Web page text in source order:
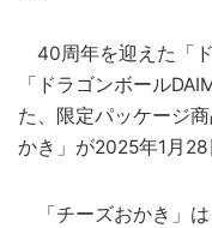
40周年を迎えた「
「ドラゴンボール
た、限定パッケージ
かき」が2025年1月28
「チーズおかき」